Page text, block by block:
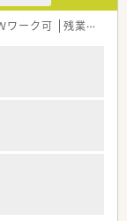
を維持しておりま
以外でも飲み合わ
。
として還元をして
真剣に考え従業員
名が育児に専念し
ワーク可 残業なし(ほぼなし含む)